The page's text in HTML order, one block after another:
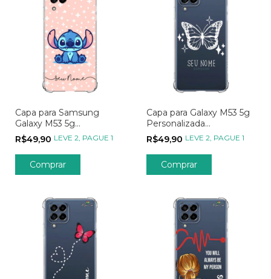
Capa para Samsung
Galaxy M53 5g
Personalizada Wish
Anjinho das Estrelas
R$49,90 LEVE 2, PAGUE 1
Comprar
Capa para Galaxy M53 5g
Personalizada
Minimalistas Butterfly
R$49,90 LEVE 2, PAGUE 1